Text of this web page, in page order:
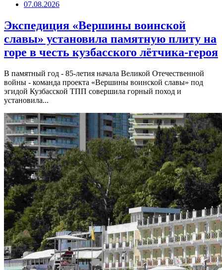
07.08.2026
Экспедиция «Вершины воинской
славы» установила памятную плиту на
горе в честь кузбасского лётчика-героя
В памятный год - 85-летия начала Великой Отечественной
войны - команда проекта «Вершины воинской славы» под
эгидой Кузбасской ТПП совершила горный поход и
установила...